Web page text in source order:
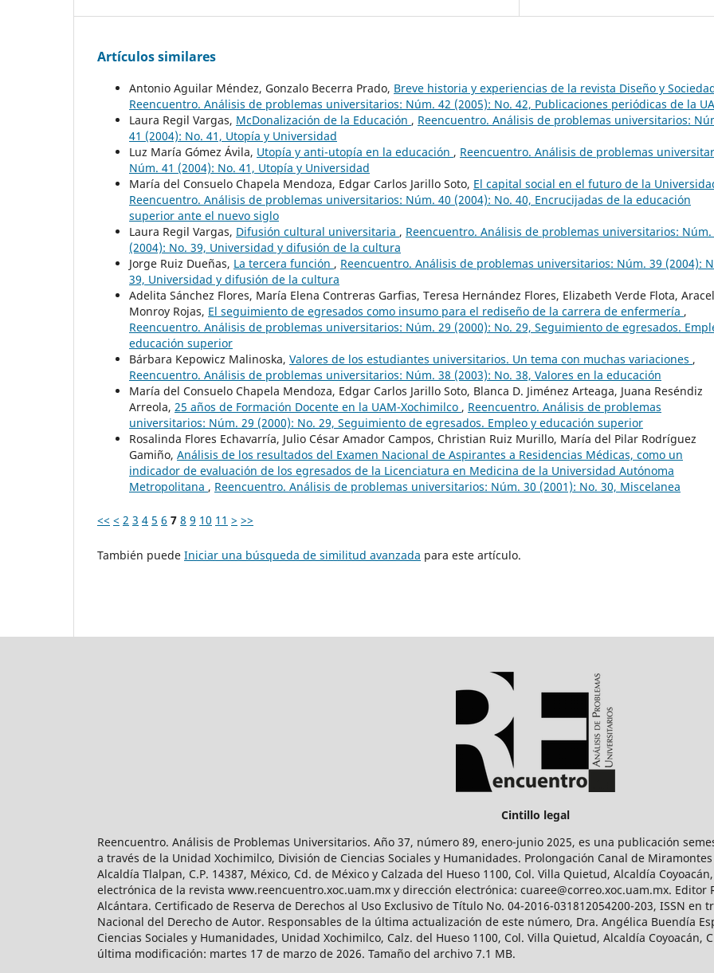
Artículos similares
Antonio Aguilar Méndez, Gonzalo Becerra Prado, Breve historia y experiencias de la revista Diseño y
Reencuentro. Análisis de problemas universitarios: Núm. 42 (2005): No. 42, Publicaciones periódicas de la
Laura Regil Vargas, McDonalización de la Educación , Reencuentro. Análisis de problemas universitarios:
41 (2004): No. 41, Utopía y Universidad
Luz María Gómez Ávila, Utopía y anti-utopía en la educación , Reencuentro. Análisis de problemas
Núm. 41 (2004): No. 41, Utopía y Universidad
María del Consuelo Chapela Mendoza, Edgar Carlos Jarillo Soto, El capital social en el futuro de la
Reencuentro. Análisis de problemas universitarios: Núm. 40 (2004): No. 40, Encrucijadas de la educación
superior ante el nuevo siglo
Laura Regil Vargas, Difusión cultural universitaria , Reencuentro. Análisis de problemas universitarios: Núm.
(2004): No. 39, Universidad y difusión de la cultura
Jorge Ruiz Dueñas, La tercera función , Reencuentro. Análisis de problemas universitarios: Núm. 39 (2004):
39, Universidad y difusión de la cultura
Adelita Sánchez Flores, María Elena Contreras Garfias, Teresa Hernández Flores, Elizabeth Verde Flota,
Monroy Rojas, El seguimiento de egresados como insumo para el rediseño de la carrera de enfermería ,
Reencuentro. Análisis de problemas universitarios: Núm. 29 (2000): No. 29, Seguimiento de egresados.
educación superior
Bárbara Kepowicz Malinoska, Valores de los estudiantes universitarios. Un tema con muchas variaciones ,
Reencuentro. Análisis de problemas universitarios: Núm. 38 (2003): No. 38, Valores en la educación
María del Consuelo Chapela Mendoza, Edgar Carlos Jarillo Soto, Blanca D. Jiménez Arteaga, Juana Reséndiz
Arreola, 25 años de Formación Docente en la UAM-Xochimilco , Reencuentro. Análisis de problemas
universitarios: Núm. 29 (2000): No. 29, Seguimiento de egresados. Empleo y educación superior
Rosalinda Flores Echavarría, Julio César Amador Campos, Christian Ruiz Murillo, María del Pilar Rodríguez
Gamiño, Análisis de los resultados del Examen Nacional de Aspirantes a Residencias Médicas, como un
indicador de evaluación de los egresados de la Licenciatura en Medicina de la Universidad Autónoma
Metropolitana , Reencuentro. Análisis de problemas universitarios: Núm. 30 (2001): No. 30, Miscelanea
<< < 2 3 4 5 6 7 8 9 10 11 > >>
También puede Iniciar una búsqueda de similitud avanzada para este artículo.
Cintillo legal
Reencuentro. Análisis de Problemas Universitarios. Año 37, número 89, enero-junio 2025, es una publicación
a través de la Unidad Xochimilco, División de Ciencias Sociales y Humanidades. Prolongación Canal de Miramontes
Alcaldía Tlalpan, C.P. 14387, México, Cd. de México y Calzada del Hueso 1100, Col. Villa Quietud, Alcaldía
electrónica de la revista www.reencuentro.xoc.uam.mx y dirección electrónica: cuaree@correo.xoc.uam.mx. Editor
Alcántara. Certificado de Reserva de Derechos al Uso Exclusivo de Título No. 04-2016-031812054200-203, ISSN
Nacional del Derecho de Autor. Responsables de la última actualización de este número, Dra. Angélica Buendía
Ciencias Sociales y Humanidades, Unidad Xochimilco, Calz. del Hueso 1100, Col. Villa Quietud, Alcaldía Coyoacán,
última modificación: martes 17 de marzo de 2026. Tamaño del archivo 7.1 MB.